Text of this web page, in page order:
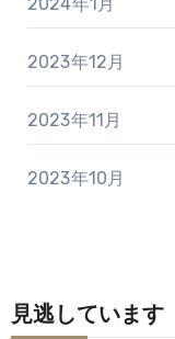
2023年12月
2023年11月
2023年10月
見逃しています